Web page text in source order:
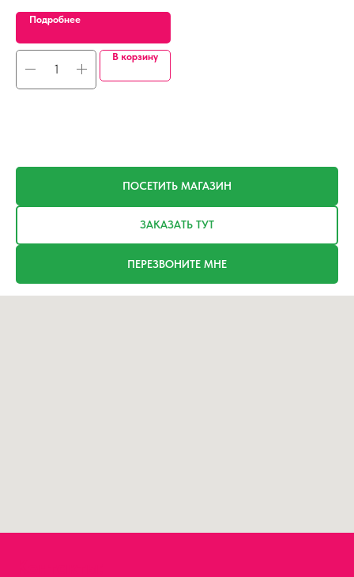
Подробнее
В корзину
ПОСЕТИТЬ МАГАЗИН
ЗАКАЗАТЬ ТУТ
ПЕРЕЗВОНИТЕ МНЕ